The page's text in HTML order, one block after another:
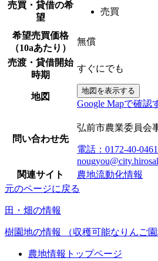
売買・貸借の希
望
売買
希望売買価格
（10aあたり）
無償
売渡・貸借開始
時期
すぐにでも
地図
地図を表示する
Google Mapで確認
問い合わせ先
弘前市農業委員会
電話：0172-40-0461
関連サイト
農地流動化情報
元のページに戻る
田・畑の情報
樹園地の情報 （収穫可能なりんご園
農地情報トップページ